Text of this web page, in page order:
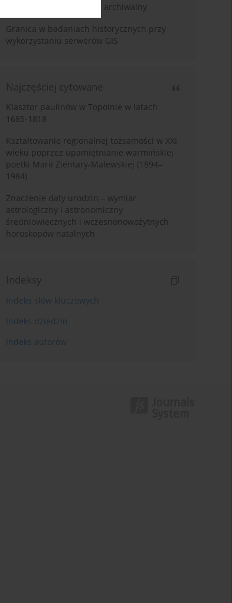
osobowych. Rekonesans archiwalny
Granica w badaniach historycznych przy
wykorzystaniu serwerów GIS
Najczęściej cytowane
Klasztor paulinów w Topolnie w latach
1685-1818
Kształtowanie regionalnej tożsamości w XXI
wieku poprzez upamiętnianie warmińskiej
poetki Marii Zientary-Malewskiej (1894–
1984)
Znaczenie daty urodzin – wymiar
astrologiczny i astronomiczny
średniowiecznych i wczesnonowożytnych
horoskopów natalnych
Indeksy
Indeks słów kluczowych
Indeks dziedzin
Indeks autorów